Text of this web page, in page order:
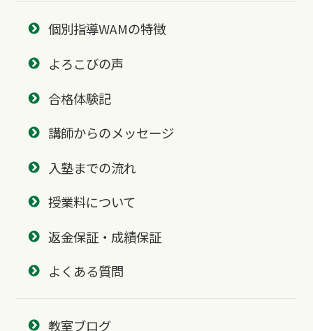
個別指導WAMの特徴
よろこびの声
合格体験記
講師からのメッセージ
入塾までの流れ
授業料について
返金保証・成績保証
よくある質問
教室ブログ